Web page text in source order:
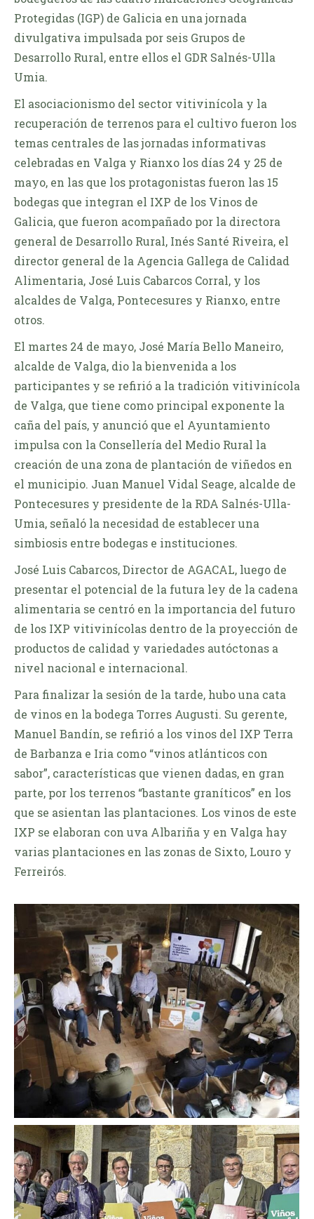
Protegidas (IGP) de Galicia en una jornada
divulgativa impulsada por seis Grupos de
Desarrollo Rural, entre ellos el GDR Salnés-Ulla
Umia.
El asociacionismo del sector vitivinícola y la
recuperación de terrenos para el cultivo fueron los
temas centrales de las jornadas informativas
celebradas en Valga y Rianxo los días 24 y 25 de
mayo, en las que los protagonistas fueron las 15
bodegas que integran el IXP de los Vinos de
Galicia, que fueron acompañado por la directora
general de Desarrollo Rural, Inés Santé Riveira, el
director general de la Agencia Gallega de Calidad
Alimentaria, José Luis Cabarcos Corral, y los
alcaldes de Valga, Pontecesures y Rianxo, entre
otros.
El martes 24 de mayo, José María Bello Maneiro,
alcalde de Valga, dio la bienvenida a los
participantes y se refirió a la tradición vitivinícola
de Valga, que tiene como principal exponente la
caña del país, y anunció que el Ayuntamiento
impulsa con la Consellería del Medio Rural la
creación de una zona de plantación de viñedos en
el municipio. Juan Manuel Vidal Seage, alcalde de
Pontecesures y presidente de la RDA Salnés-Ulla-
Umia, señaló la necesidad de establecer una
simbiosis entre bodegas e instituciones.
José Luis Cabarcos, Director de AGACAL, luego de
presentar el potencial de la futura ley de la cadena
alimentaria se centró en la importancia del futuro
de los IXP vitivinícolas dentro de la proyección de
productos de calidad y variedades autóctonas a
nivel nacional e internacional.
Para finalizar la sesión de la tarde, hubo una cata
de vinos en la bodega Torres Augusti. Su gerente,
Manuel Bandín, se refirió a los vinos del IXP Terra
de Barbanza e Iria como “vinos atlánticos con
sabor”, características que vienen dadas, en gran
parte, por los terrenos “bastante graníticos” en los
que se asientan las plantaciones. Los vinos de este
IXP se elaboran con uva Albariña y en Valga hay
varias plantaciones en las zonas de Sixto, Louro y
Ferreirós.